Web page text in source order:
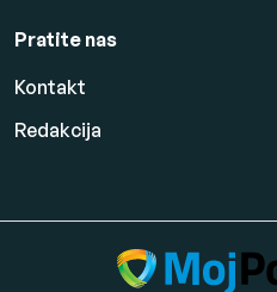
Pratite nas
Kontakt
Redakcija